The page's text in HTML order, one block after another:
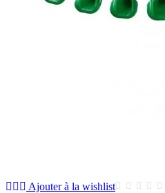
Ajouter à la wishlist